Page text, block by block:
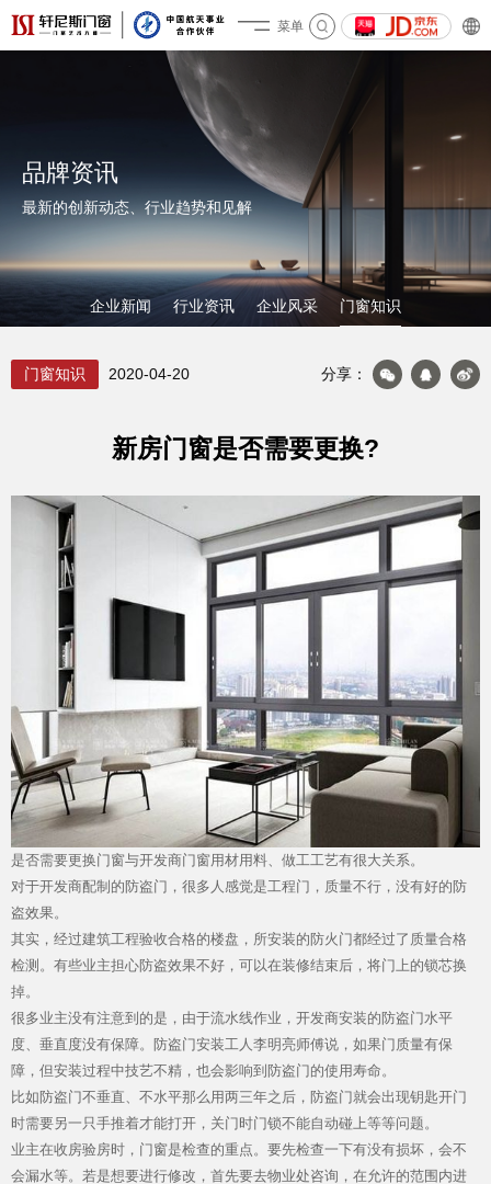
菜单
关于轩尼斯
加盟投资
品质服务
品牌资讯
品牌资讯
最新的创新动态、行业趋势和见解
企业新闻 行业资讯 企业风采 门窗知识
门窗知识 2020-04-20 分享：
新房门窗是否需要更换?
是否需要更换门窗与开发商门窗用材用料、做工工艺有很大关系。
对于开发商配制的 防盗门 ，很多人感觉是工程门，质量不行，没有好的防
盗效果。
其实，经过建筑工程验收合格的楼盘，所安装的防火门都经过了质量合格
检测。有些业主担心防盗效果不好，可以在装修结束后，将门上的锁芯换
掉。
很多业主没有注意到的是，由于流水线作业，开发商安装的防盗门水平
度、垂直度没有保障。防盗门安装工人李明亮师傅说，如果门质量有保
障，但安装过程中技艺不精，也会影响到防盗门的使用寿命。
比如防盗门不垂直、不水平那么用两三年之后，防盗门就会出现钥匙开门
时需要另一只手推着才能打开，关门时门锁不能自动碰上等等问题。
业主在收房验房时，门窗是检查的重点。要先检查一下有没有损坏，会不
会漏水等。若是想要进行修改，首先要去物业处咨询，在允许的范围内进